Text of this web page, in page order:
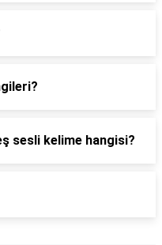
sesli kelime hangisi?